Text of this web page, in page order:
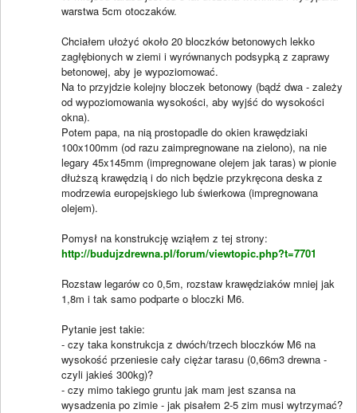
warstwa 5cm otoczaków.
Chciałem ułożyć około 20 bloczków betonowych lekko
zagłębionych w ziemi i wyrównanych podsypką z zaprawy
betonowej, aby je wypoziomować.
Na to przyjdzie kolejny bloczek betonowy (bądź dwa - zależy
od wypoziomowania wysokości, aby wyjść do wysokości
okna).
Potem papa, na nią prostopadle do okien krawędziaki
100x100mm (od razu zaimpregnowane na zielono), na nie
legary 45x145mm (impregnowane olejem jak taras) w pionie
dłuższą krawędzią i do nich będzie przykręcona deska z
modrzewia europejskiego lub świerkowa (impregnowana
olejem).
Pomysł na konstrukcję wziąłem z tej strony:
http://budujzdrewna.pl/forum/viewtopic.php?t=7701
Rozstaw legarów co 0,5m, rozstaw krawędziaków mniej jak
1,8m i tak samo podparte o bloczki M6.
Pytanie jest takie:
- czy taka konstrukcja z dwóch/trzech bloczków M6 na
wysokość przeniesie cały ciężar tarasu (0,66m3 drewna -
czyli jakieś 300kg)?
- czy mimo takiego gruntu jak mam jest szansa na
wysadzenia po zimie - jak pisałem 2-5 zim musi wytrzymać?